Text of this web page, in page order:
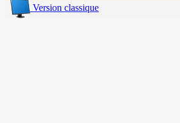
Version classique